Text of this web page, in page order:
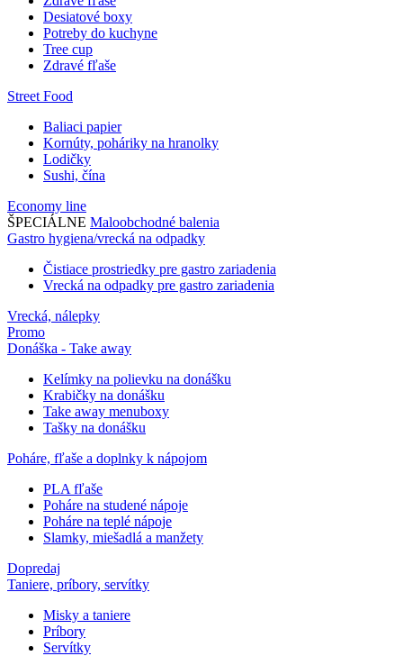
Desiatové boxy
Potreby do kuchyne
Tree cup
Zdravé fľaše
Street Food
Baliaci papier
Kornúty, poháriky na hranolky
Lodičky
Sushi, čína
Economy line
ŠPECIÁLNE Maloobchodné balenia
Gastro hygiena/vrecká na odpadky
Čistiace prostriedky pre gastro zariadenia
Vrecká na odpadky pre gastro zariadenia
Vrecká, nálepky
Promo
Donáška - Take away
Kelímky na polievku na donášku
Krabičky na donášku
Take away menuboxy
Tašky na donášku
Poháre, fľaše a doplnky k nápojom
PLA fľaše
Poháre na studené nápoje
Poháre na teplé nápoje
Slamky, miešadlá a manžety
Dopredaj
Taniere, príbory, servítky
Misky a taniere
Príbory
Servítky